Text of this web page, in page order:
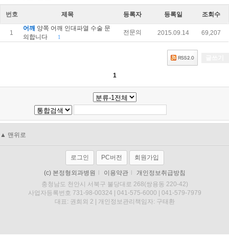
번호 제목 등록자 등록일 조회수
1
어깨 양쪽 어깨 인대파열 수술 문
의합니다
1
전문의 2015.09.14 69,207
1
▲ 맨위로
로그인 PC버전 회원가입
(c) 본정형외과병원 이용약관
개인정보취급방침
충청남도 천안시 서북구 불당대로 268(쌍용동 220-42)
사업자등록번호 731-98-00324 | 041-575-6000 | 041-579-7979
대표: 권희외 2 | 개인정보관리책임자: 구태환